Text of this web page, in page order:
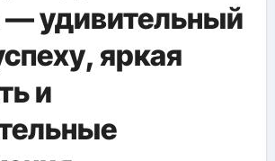
— удивительный
яркая
и